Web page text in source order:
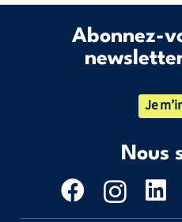
Abonnez-
Je
Nous